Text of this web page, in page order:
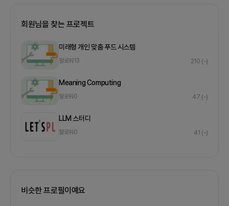
회원님을 찾는 프로젝트
미래형 개인 맞춤 푸드 시스템
팔로워 13 210 (-)
Meaning Computing
팔로워 0 47 (-)
LLM 스터디
팔로워 0 41 (-)
비슷한 프로필이예요